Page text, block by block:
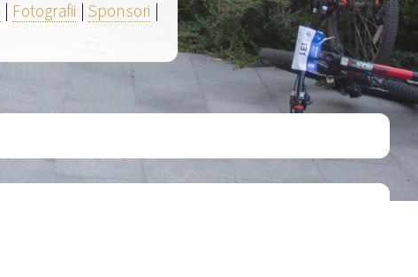
| Fotografii | Sponsori |